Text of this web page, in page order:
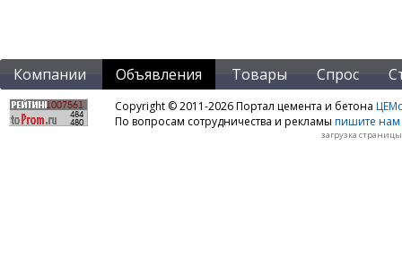
Компании Объявления Товары Спрос
Copyright © 2011-2026 Портал цемента и бетона
По вопросам сотрудничества и рекламы пишите нам
загрузка